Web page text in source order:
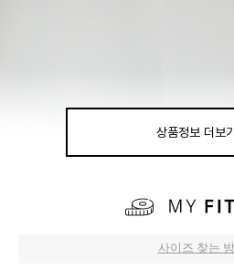
상품정보 더보기